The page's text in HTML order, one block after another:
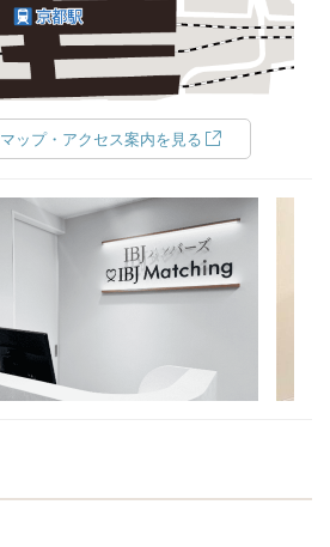
マップ・アクセス案内を見る